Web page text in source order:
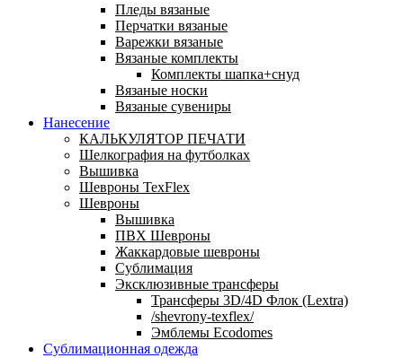
Пледы вязаные
Перчатки вязаные
Варежки вязаные
Вязаные комплекты
Комплекты шапка+снуд
Вязаные носки
Вязаные сувениры
Нанесение
КАЛЬКУЛЯТОР ПЕЧАТИ
Шелкография на футболках
Вышивка
Шевроны TexFlex
Шевроны
Вышивка
ПВХ Шевроны
Жаккардовые шевроны
Сублимация
Эксклюзивные трансферы
Трансферы 3D/4D Флок (Lextra)
/shevrony-texflex/
Эмблемы Ecodomes
Сублимационная одежда